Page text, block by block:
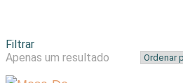
Filtrar
Apenas um resultado